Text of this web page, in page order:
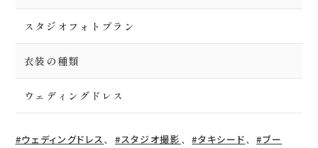
スタジオフォトプラン
衣装の種類
ウェディングドレス
#ウェディングドレス、 #スタジオ撮影 、#タキシード、#ブー